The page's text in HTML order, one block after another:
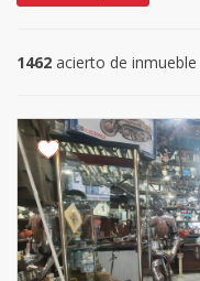
1462 acierto de inmueble